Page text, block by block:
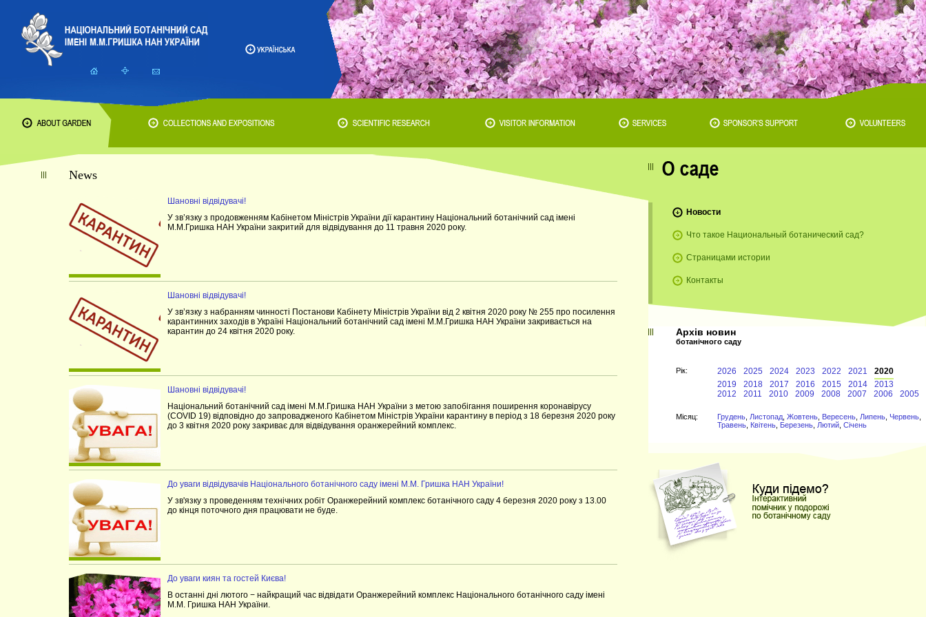
News
Шановні відвідувачі!
У зв’язку з продовженням Кабінетом Міністрів України дії карантину Національний ботанічний сад імені
М.М.Гришка НАН України закритий для відвідування до 11 травня 2020 року.
Шановні відвідувачі!
У зв’язку з набранням чинності Постанови Кабінету Міністрів України від 2 квітня 2020 року № 255 про посилення
карантинних заходів в Україні Національний ботанічний сад імені М.М.Гришка НАН України закривається на
карантин до 24 квітня 2020 року.
Шановні відвідувачі!
Національний ботанічний сад імені М.М.Гришка НАН України з метою запобігання поширення коронавірусу
(COVID 19) відповідно до запровадженого Кабінетом Міністрів України карантину в період з 18 березня 2020 року
до 3 квітня 2020 року закриває для відвідування оранжерейний комплекс.
До уваги відвідувачів Національного ботанічного саду імені М.М. Гришка НАН України!
У зв'язку з проведенням технічних робіт Оранжерейний комплекс ботанічного саду 4 березня 2020 року з 13.00
до кінця поточного дня працювати не буде.
До уваги киян та гостей Києва!
В останні дні лютого − найкращий час відвідати Оранжерейний комплекс Національного ботанічного саду імені
М.М. Гришка НАН України.
Новости
Что такое Национальный ботанический сад?
Страницами истории
Контакты
Архів новин
ботанічного саду
Рiк: 2026 2025 2024 2023 2022 2021
2020
2019
2018 2017 2016 2015 2014
2013
2012
2011 2010 2009 2008 2007 2006 2005
Мiсяц: Грудень Листопад Жовтень Вересень Липень Червень
Травень Квітень Березень Лютий Січень